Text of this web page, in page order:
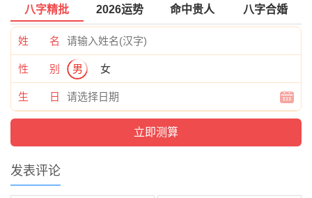
八字精批 2026运势 命中贵人 八字合婚
姓 名
性 别 男 女
生 日
发表评论